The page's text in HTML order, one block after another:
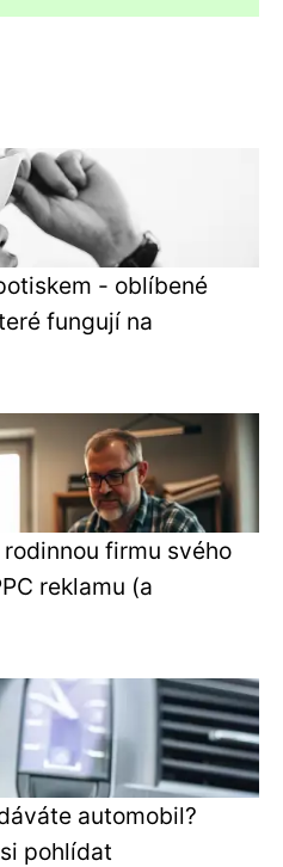
- oblíbené
fungují na
firmu svého
reklamu (a
automobil?
pohlídat